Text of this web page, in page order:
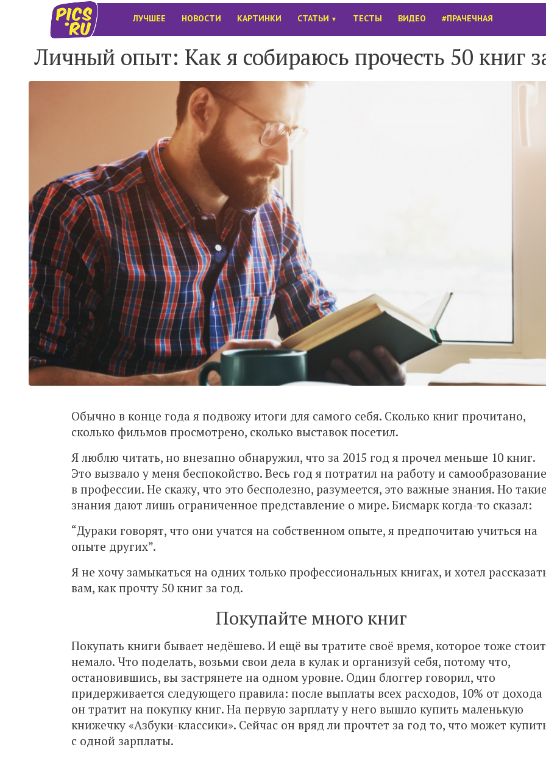
ЛУЧШЕЕ НОВОСТИ КАРТИНКИ СТАТЬИ ▼ ТЕСТЫ ВИДЕО #ПРАЧЕЧНАЯ
Личный опыт: Как я собираюсь прочесть 50 книг
Обычно в конце года я подвожу итоги для самого себя. Сколько книг прочитано,
сколько фильмов просмотрено, сколько выставок посетил.
Я люблю читать, но внезапно обнаружил, что за 2015 год я прочел меньше 10 книг.
Это вызвало у меня беспокойство. Весь год я потратил на работу и самообразование
в профессии. Не скажу, что это бесполезно, разумеется, это важные знания. Но
знания дают лишь ограниченное представление о мире. Бисмарк когда-то сказал:
“Дураки говорят, что они учатся на собственном опыте, я предпочитаю учиться на
опыте других”.
Я не хочу замыкаться на одних только профессиональных книгах, и хотел
вам, как прочту 50 книг за год.
Покупайте много книг
Покупать книги бывает недёшево. И ещё вы тратите своё время, которое тоже стоит
немало. Что поделать, возьми свои дела в кулак и организуй себя, потому что,
остановившись, вы застрянете на одном уровне. Один блоггер говорил, что
придерживается следующего правила: после выплаты всех расходов, 10% от дохода
он тратит на покупку книг. На первую зарплату у него вышло купить маленькую
книжечку «Азбуки-классики». Сейчас он вряд ли прочтет за год то, что может
с одной зарплаты.